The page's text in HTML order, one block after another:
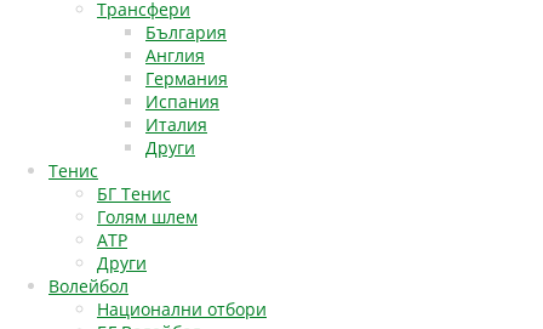
Трансфери
България
Англия
Германия
Испания
Италия
Други
Тенис
БГ Тенис
Голям шлем
АТР
Други
Волейбол
Национални отбори